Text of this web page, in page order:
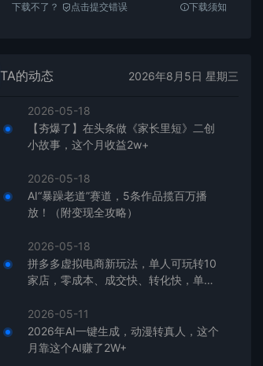
下载不了？ 点击提交错误 下载须知
TA的动态 2026年8月5日 星期三
2026-05-18
【夯爆了】在头条做《家长里短》二创
小故事，这个月收益2w+
2026-05-18
AI“暴躁老道”赛道，5条作品揽百万播
放！（附变现全攻略）
2026-05-18
拼多多虚拟电商新玩法，单人可玩转10
家店，零成本、成交快、转化快，单店
2026-05-11
2026年AI一键生成，动漫转真人，这个
月靠这个AI赚了2W+